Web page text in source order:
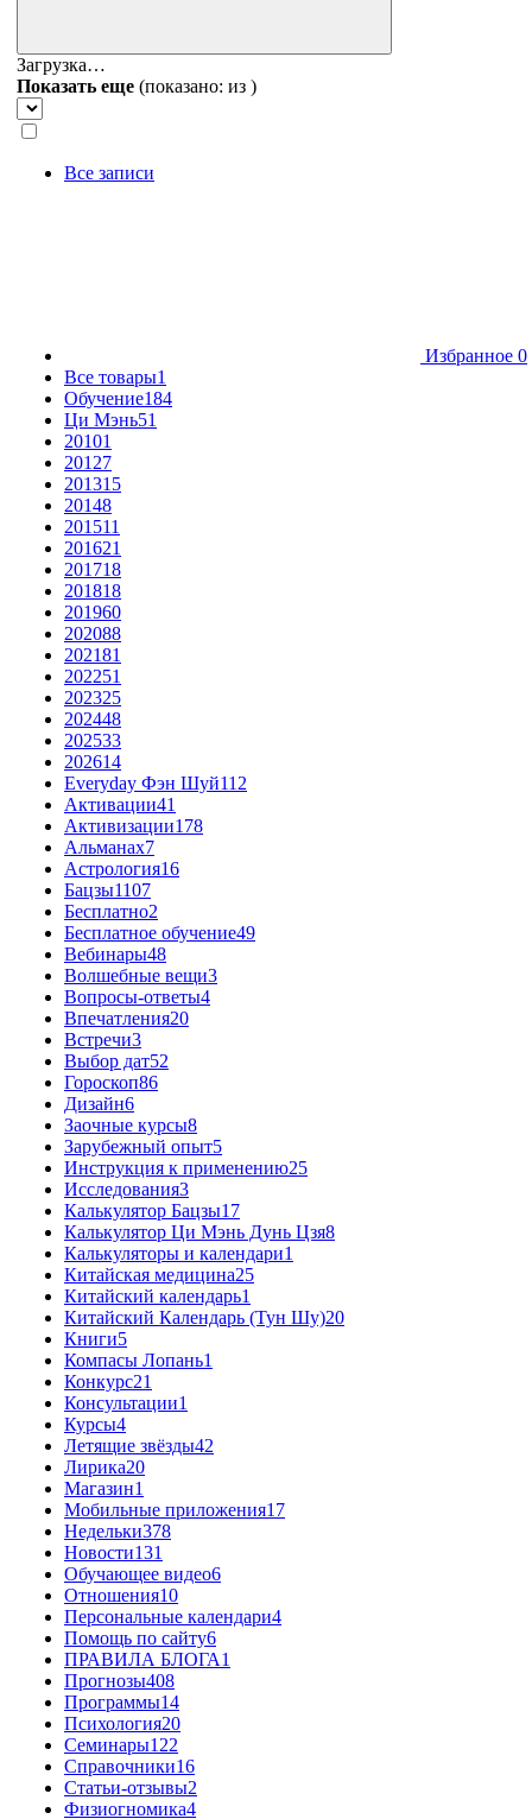
Загрузка…
Показать еще (показано: из )
Все записи
Избранное 0
Все товары1
Обучение184
Ци Мэнь51
20101
20127
201315
20148
201511
201621
201718
201818
201960
202088
202181
202251
202325
202448
202533
202614
Everyday Фэн Шуй112
Активации41
Активизации178
Альманах7
Астрология16
Бацзы1107
Бесплатно2
Бесплатное обучение49
Вебинары48
Волшебные вещи3
Вопросы-ответы4
Впечатления20
Встречи3
Выбор дат52
Гороскоп86
Дизайн6
Заочные курсы8
Зарубежный опыт5
Инструкция к применению25
Исследования3
Калькулятор Бацзы17
Калькулятор Ци Мэнь Дунь Цзя8
Калькуляторы и календари1
Китайская медицина25
Китайский календарь1
Китайский Календарь (Тун Шу)20
Книги5
Компасы Лопань1
Конкурс21
Консультации1
Курсы4
Летящие звёзды42
Лирика20
Магазин1
Мобильные приложения17
Недельки378
Новости131
Обучающее видео6
Отношения10
Персональные календари4
Помощь по сайту6
ПРАВИЛА БЛОГА1
Прогнозы408
Программы14
Психология20
Семинары122
Справочники16
Статьи-отзывы2
Физиогномика4